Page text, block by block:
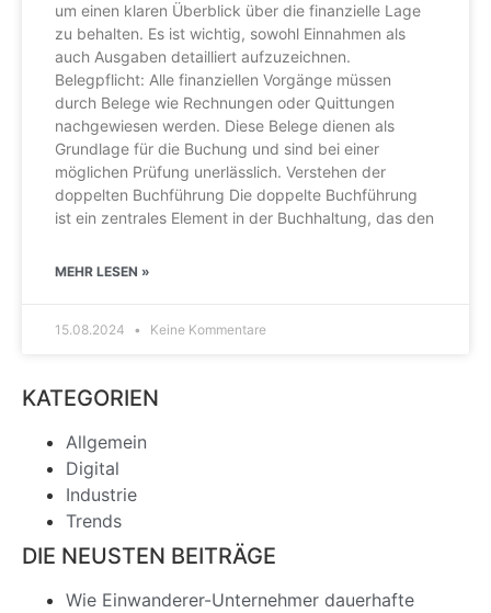
um einen klaren Überblick über die finanzielle Lage
zu behalten. Es ist wichtig, sowohl Einnahmen als
auch Ausgaben detailliert aufzuzeichnen.
Belegpflicht: Alle finanziellen Vorgänge müssen
durch Belege wie Rechnungen oder Quittungen
nachgewiesen werden. Diese Belege dienen als
Grundlage für die Buchung und sind bei einer
möglichen Prüfung unerlässlich. Verstehen der
doppelten Buchführung Die doppelte Buchführung
ist ein zentrales Element in der Buchhaltung, das den
MEHR LESEN »
15.08.2024 Keine Kommentare
KATEGORIEN
Allgemein
Digital
Industrie
Trends
DIE NEUSTEN BEITRÄGE
Wie Einwanderer-Unternehmer dauerhafte